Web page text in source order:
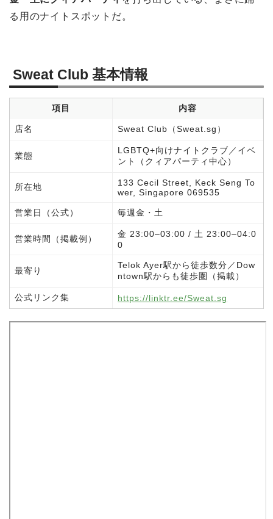
る用のナイトスポットだ。
Sweat Club 基本情報
項目 内容
店名 Sweat Club（Sweat.sg）
業態
LGBTQ+向けナイトクラブ／イベ
ント（クィアパーティ中心）
所在地
133 Cecil Street, Keck Seng To
wer, Singapore 069535
営業日（公式） 毎週金・土
営業時間（掲載例）
金 23:00–03:00 / 土 23:00–04:0
0
最寄り
Telok Ayer駅から徒歩数分／Dow
ntown駅からも徒歩圏（掲載）
公式リンク集 https://linktr.ee/Sweat.sg